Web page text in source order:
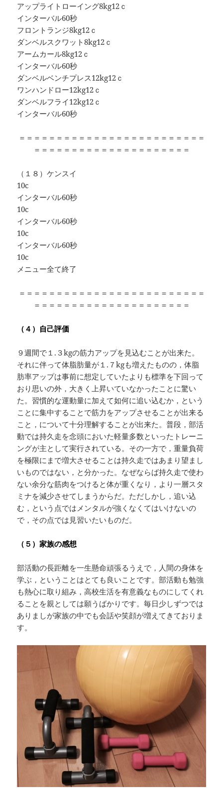
アップライトローイング8kg12ｃ
インターバル60秒
フロントランジ8kg12ｃ
ダンベルスクワット8kg12ｃ
アームカール8kg12ｃ
インターバル60秒
ダンベルベンチプレス12kg12ｃ
ワンハンドロー12kg12ｃ
ダンベルフライ12kg12ｃ
インターバル60秒
＝＝＝＝＝＝＝＝＝＝＝＝＝＝＝＝＝＝＝＝＝＝＝＝＝
＝＝＝＝＝＝＝＝＝＝＝＝＝＝＝＝＝＝＝＝＝
（１８）ケンスイ
10c
インターバル60秒
10c
インターバル60秒
10c
インターバル60秒
10c
メニュー全て終了
＝＝＝＝＝＝＝＝＝＝＝＝＝＝＝＝＝＝＝＝＝＝＝＝＝
＝＝＝＝＝＝＝＝＝＝＝＝＝＝＝＝＝＝＝＝＝
（４）自己評価
９週間で１.３kgの筋力アップを見込むことが出来た。
それに伴って体脂肪量が１.７kgも増えたものの，体脂
肪率アップは事前に想定していたよりも標準を下回って
おり思いの外，大きく上昇いていなかったことに驚い
た。習慣的な運動量に加えて如何に追い込むか，という
ことに集中することで筋力をアップさせることが出来る
こと，について十分理解することが出来た。普段，部活
動では持久走を念頭においた軽量多数といったトレーニ
ングが主として実行されている。その一方で，重量負荷
を極限にまで増大させることは持久走ではあまり望まし
いものではない，と分かった。なぜならば持久走で使わ
ない余分な筋肉をつけると体が重くなり，より一層スタ
ミナを減少させてしまうからだ。ただしかし，追い込
む，という点ではメンタルが強くなくてはいけないの
で，その点では見習いたいものだ。
（５）家族の感想
部活動の長距離を一生懸命頑張るうえで，人間の身体を
学ぶ，ということはとても良いことです。部活動も勉強
も熱心に取り組み，高校生活を有意義なものにしてくれ
ることを親としては願うばかりです。毎日少しずつでは
ありましが家族の中でも会話や笑顔が増えてきておりま
す。